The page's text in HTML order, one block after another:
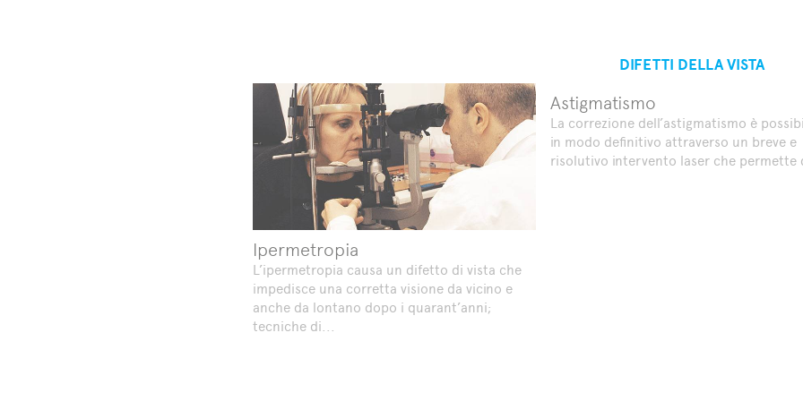
DIFETTI DELLA VISTA
Ipermetropia
L’ipermetropia causa un difetto di vista che
impedisce una corretta visione da vicino e
anche da lontano dopo i quarant’anni;
tecniche di...
Astigmatismo
La correzione dell’astigmatismo è
in modo definitivo attraverso un breve e
risolutivo intervento laser che permette